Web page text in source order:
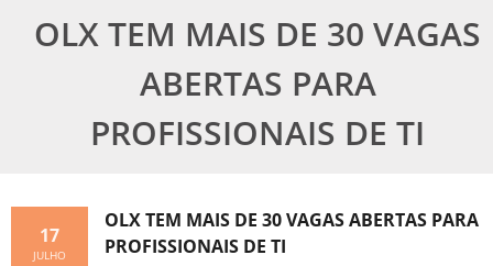
OLX TEM MAIS DE 30 VAGAS
ABERTAS PARA
PROFISSIONAIS DE TI
OLX TEM MAIS DE 30 VAGAS ABERTAS PARA
PROFISSIONAIS DE TI
17
JULHO